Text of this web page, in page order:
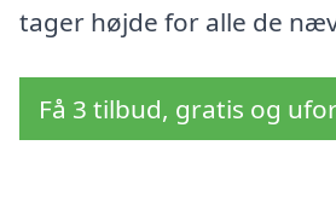
tager højde for alle de
Få 3 tilbud, gratis og